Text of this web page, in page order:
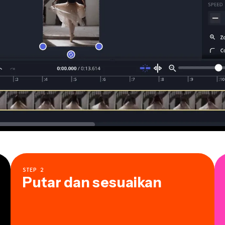
STEP 2
Putar dan sesuaikan